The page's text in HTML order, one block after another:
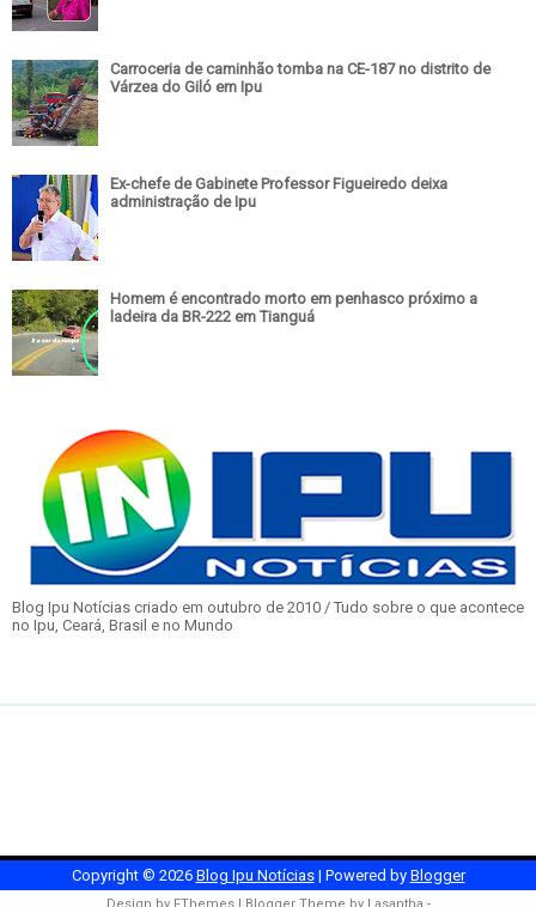
Carroceria de caminhão tomba na CE-187 no distrito de
Várzea do Giló em Ipu
Ex-chefe de Gabinete Professor Figueiredo deixa
administração de Ipu
Homem é encontrado morto em penhasco próximo a
ladeira da BR-222 em Tianguá
Blog Ipu Notícias criado em outubro de 2010 / Tudo sobre o que acontece
no Ipu, Ceará, Brasil e no Mundo
Copyright © 2026 Blog Ipu Notícias| Powered by Blogger